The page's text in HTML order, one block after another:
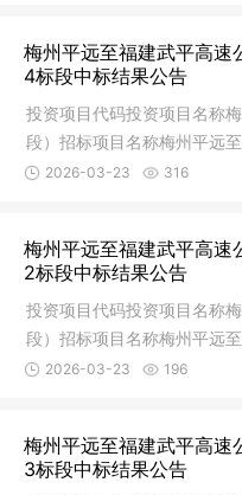
梅州平远至福建武平高速
4标段中标结果公告
投资项目代码投资项目名称
段）招标项目名称梅州平远
工程施工
2026-03-23 316
梅州平远至福建武平高速
2标段中标结果公告
投资项目代码投资项目名称
段）招标项目名称梅州平远
工程施工
2026-03-23 196
梅州平远至福建武平高速
3标段中标结果公告